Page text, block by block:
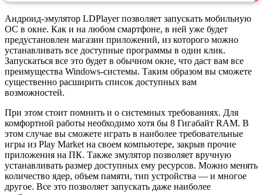
Андроид-эмулятор LDPlayer позволяет запускать мобильную
ОС в окне. Как и на любом смартфоне, в ней уже будет
предустановлен магазин приложений, из которого можно
устанавливать все доступные программы в один клик.
Запускаться все это будет в обычном окне, что даст вам все
преимущества Windows-системы. Таким образом вы сможете
существенно расширить список доступных вам
возможностей.
При этом стоит помнить и о системных требованиях. Для
комфортной работы необходимо хотя бы 8 Гигабайт RAM. В
этом случае вы сможете играть в наиболее требовательные
игры из Play Market на своем компьютере, закрыв прочие
приложения на ПК. Также эмулятор позволяет вручную
устанавливать размер доступных ему ресурсов. Можно менять
количество ядер, объем памяти, тип устройства — и многое
другое. Все это позволяет запускать даже наиболее